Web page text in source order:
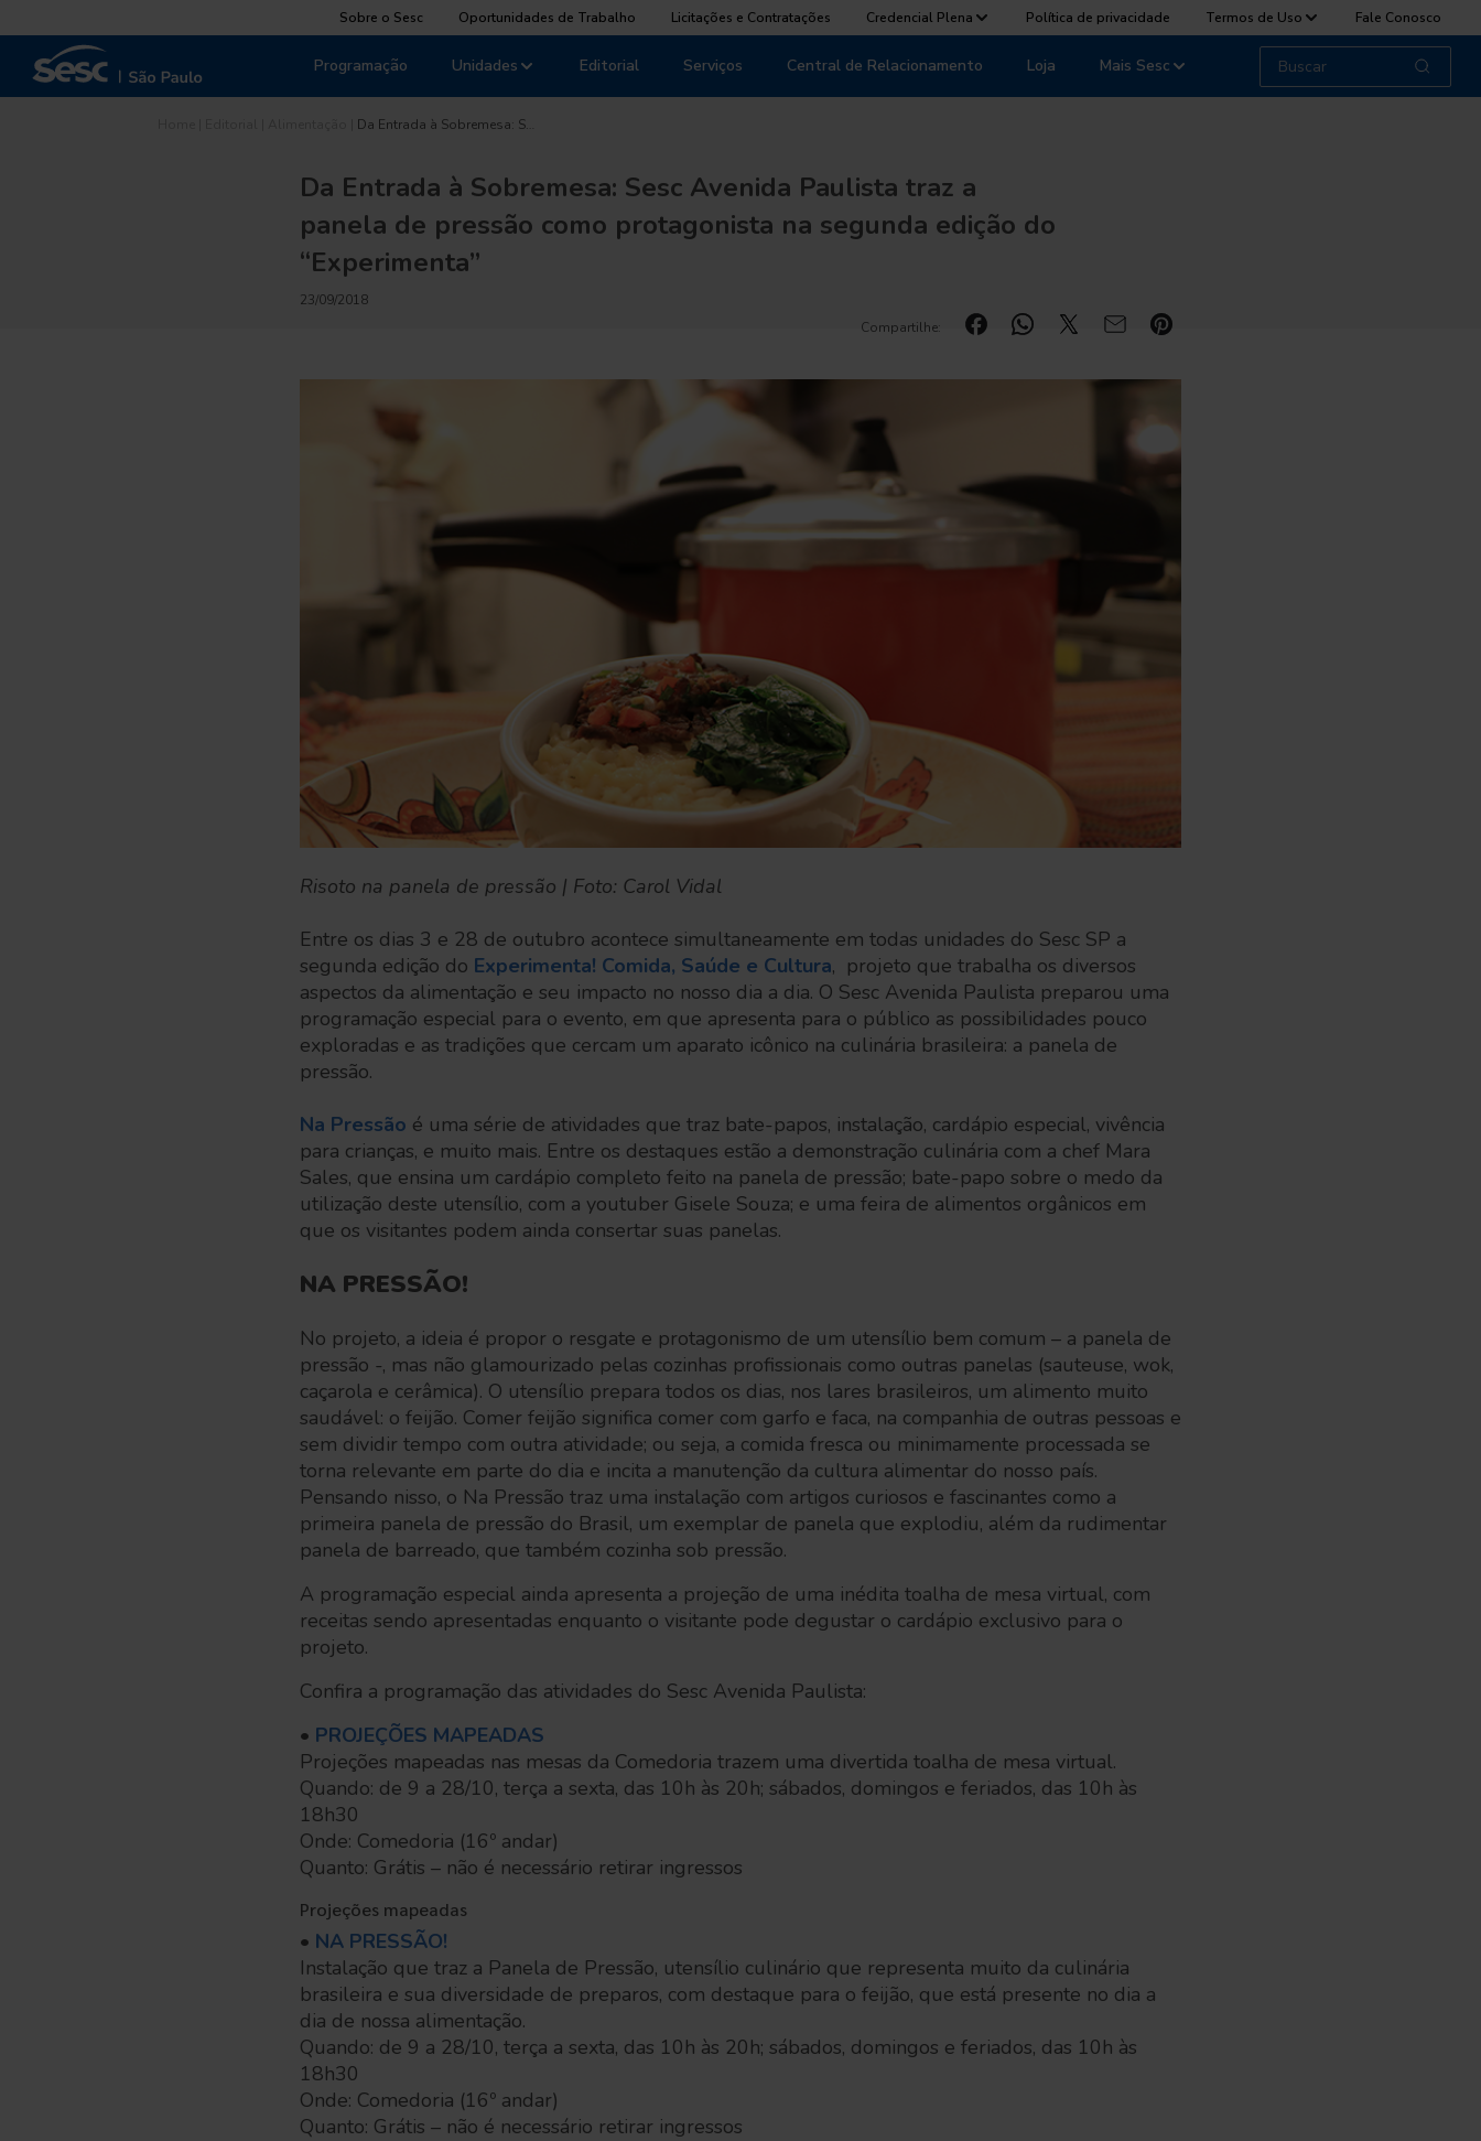
Sobre o Sesc Oportunidades de Trabalho Licitações e Contratações Credencial Plena Política de privacidade Termos de Uso Fale Conosco
Unidades
Programação Editorial Serviços Central de Relacionamento Loja Mais Sesc
Da Entrada à Sobremesa: S…
Da Entrada à Sobremesa: Sesc Avenida Paulista traz a
panela de pressão como protagonista na segunda edição do
“Experimenta”
23/09/2018
Compartilhe:
Risoto na panela de pressão | Foto: Carol Vidal
Entre os dias 3 e 28 de outubro acontece simultaneamente em todas unidades do Sesc SP a
segunda edição do Experimenta! Comida, Saúde e Cultura, projeto que trabalha os diversos
aspectos da alimentação e seu impacto no nosso dia a dia. O Sesc Avenida Paulista preparou uma
programação especial para o evento, em que apresenta para o público as possibilidades pouco
exploradas e as tradições que cercam um aparato icônico na culinária brasileira: a panela de
pressão.
Na Pressão é uma série de atividades que traz bate-papos, instalação, cardápio especial, vivência
para crianças, e muito mais. Entre os destaques estão a demonstração culinária com a chef Mara
Sales, que ensina um cardápio completo feito na panela de pressão; bate-papo sobre o medo da
utilização deste utensílio, com a youtuber Gisele Souza; e uma feira de alimentos orgânicos em
que os visitantes podem ainda consertar suas panelas.
NA PRESSÃO!
No projeto, a ideia é propor o resgate e protagonismo de um utensílio bem comum – a panela de
pressão -, mas não glamourizado pelas cozinhas profissionais como outras panelas (sauteuse, wok,
caçarola e cerâmica). O utensílio prepara todos os dias, nos lares brasileiros, um alimento muito
saudável: o feijão. Comer feijão significa comer com garfo e faca, na companhia de outras pessoas e
sem dividir tempo com outra atividade; ou seja, a comida fresca ou minimamente processada se
torna relevante em parte do dia e incita a manutenção da cultura alimentar do nosso país.
Pensando nisso, o Na Pressão traz uma instalação com artigos curiosos e fascinantes como a
primeira panela de pressão do Brasil, um exemplar de panela que explodiu, além da rudimentar
panela de barreado, que também cozinha sob pressão.
A programação especial ainda apresenta a projeção de uma inédita toalha de mesa virtual, com
receitas sendo apresentadas enquanto o visitante pode degustar o cardápio exclusivo para o
projeto.
Confira a programação das atividades do Sesc Avenida Paulista:
• PROJEÇÕES MAPEADAS
Projeções mapeadas nas mesas da Comedoria trazem uma divertida toalha de mesa virtual.
Quando: de 9 a 28/10, terça a sexta, das 10h às 20h; sábados, domingos e feriados, das 10h às
18h30
Onde: Comedoria (16º andar)
Quanto: Grátis – não é necessário retirar ingressos
Projeções mapeadas
• NA PRESSÃO!
Instalação que traz a Panela de Pressão, utensílio culinário que representa muito da culinária
brasileira e sua diversidade de preparos, com destaque para o feijão, que está presente no dia a
dia de nossa alimentação.
Quando: de 9 a 28/10, terça a sexta, das 10h às 20h; sábados, domingos e feriados, das 10h às
18h30
Onde: Comedoria (16º andar)
Quanto: Grátis – não é necessário retirar ingressos